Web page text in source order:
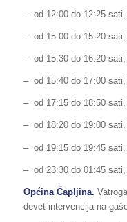
– od 12:00 do 12:25
– od 15:00 do 15:20
– od 15:30 do 16:20
– od 15:40 do 17:00
– od 17:15 do 18:50
– od 18:20 do 19:00
– od 19:15 do 19:45
– od 23:30 do 01:45 sati,
Općina Čapljina.
devet intervencija na